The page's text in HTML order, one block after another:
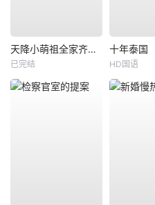
天降小萌祖全家齐齐宠
已完结
十年泰国
HD国语